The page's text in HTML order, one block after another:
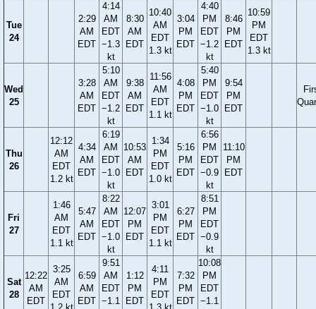
Tue
24
2:29
AM
EDT
4:14
AM
EDT
−1.3
kt
8:30
AM
EDT
10:40
AM
EDT
1.3 kt
3:04
PM
EDT
4:40
PM
EDT
−1.2
kt
8:46
PM
EDT
10:59
PM
EDT
1.3 kt
Wed
25
3:28
AM
EDT
5:10
AM
EDT
−1.2
kt
9:38
AM
EDT
11:56
AM
EDT
1.1 kt
4:08
PM
EDT
5:40
PM
EDT
−1.0
kt
9:54
PM
EDT
Thu
26
12:12
AM
EDT
1.2 kt
4:34
AM
EDT
6:19
AM
EDT
−1.0
kt
10:53
AM
EDT
1:34
PM
EDT
1.0 kt
5:16
PM
EDT
6:56
PM
EDT
−0.9
kt
11:10
PM
EDT
Fri
27
1:46
AM
EDT
1.1 kt
5:47
AM
EDT
8:22
AM
EDT
−1.0
kt
12:07
PM
EDT
3:01
PM
EDT
1.1 kt
6:27
PM
EDT
8:51
PM
EDT
−0.9
kt
Sat
28
12:22
AM
EDT
3:25
AM
EDT
6:59
AM
EDT
9:51
AM
EDT
−1.1
1:12
PM
EDT
4:11
PM
EDT
7:32
PM
EDT
10:08
PM
EDT
−1.1